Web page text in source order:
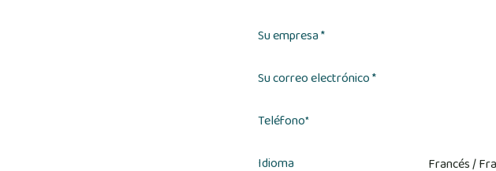
Su empresa *
Su correo electrónico *
Teléfono*
Idioma